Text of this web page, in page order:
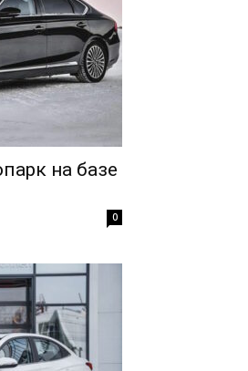
на базе
0